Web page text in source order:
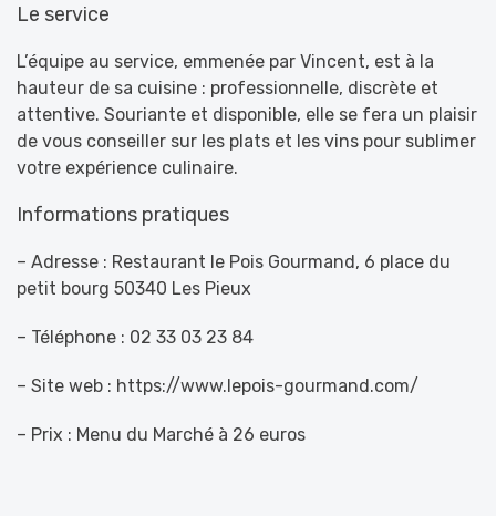
Le service
L’équipe au service, emmenée par Vincent, est à la
hauteur de sa cuisine : professionnelle, discrète et
attentive. Souriante et disponible, elle se fera un plaisir
de vous conseiller sur les plats et les vins pour sublimer
votre expérience culinaire.
Informations pratiques
– Adresse : Restaurant le Pois Gourmand, 6 place du
petit bourg 50340 Les Pieux
– Téléphone : 02 33 03 23 84
– Site web : https://www.lepois-gourmand.com/
– Prix : Menu du Marché à 26 euros